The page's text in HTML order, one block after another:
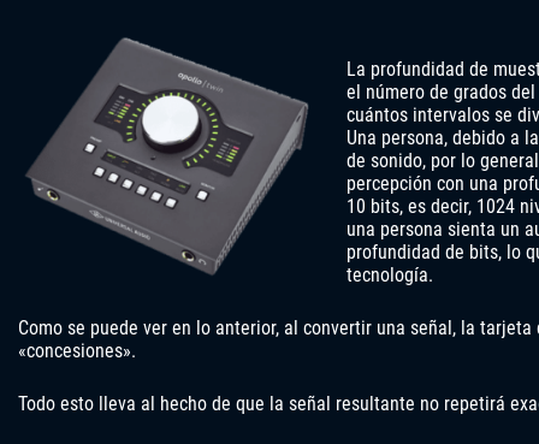
La profundidad de
el número de grados
cuántos intervalos se
Una persona, debido a
de sonido, por lo
percepción con una
10 bits, es decir, 1024
una persona sienta un
profundidad de bits, lo
tecnología.
Como se puede ver en lo anterior, al convertir una señal, la
«concesiones».
Todo esto lleva al hecho de que la señal resultante no repetirá